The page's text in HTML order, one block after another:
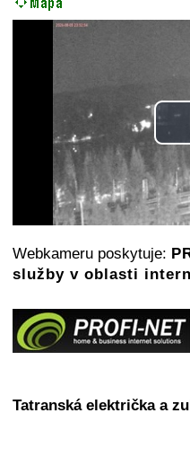
Webkameru poskytuje:
služby v oblasti
Tatranská električka a